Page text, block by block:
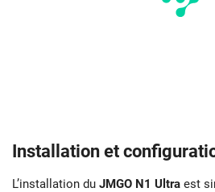
Installation et
L’installation du JMGO N1 Ultra est